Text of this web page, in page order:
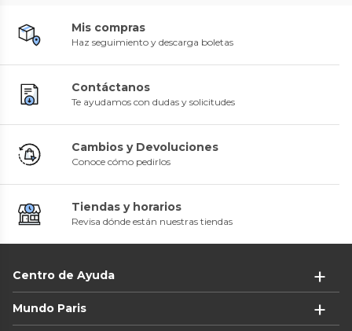
Mis compras
Haz seguimiento y descarga boletas
Contáctanos
Te ayudamos con dudas y solicitudes
Cambios y Devoluciones
Conoce cómo pedirlos
Tiendas y horarios
Revisa dónde están nuestras tiendas
Centro de Ayuda
Mundo Paris